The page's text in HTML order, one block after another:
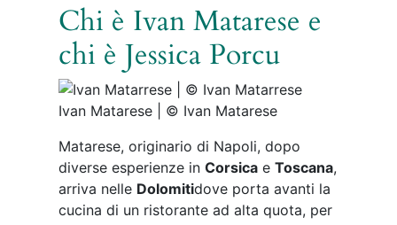
Chi è Ivan Matarese e
chi è Jessica Porcu
Ivan Matarese | © Ivan Matarese
Matarese, originario di Napoli, dopo
diverse esperienze in Corsicae Toscana,
arriva nelle Dolomitidove porta avanti la
cucina di un ristorante ad alta quota, per